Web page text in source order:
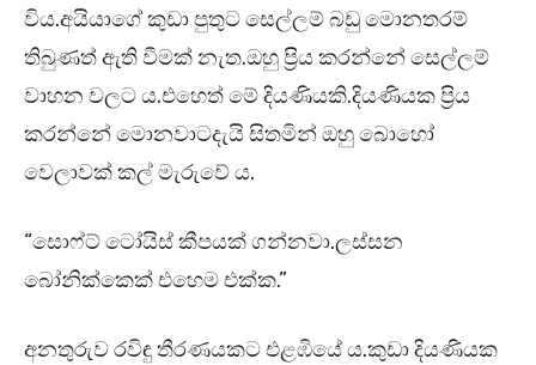
විය.අයියාගේ කුඩා පුතුට සෙල්ලම් බඩු මොනතරම්
තිබුණත් ඇති වීමක් නැත.ඔහු ප්‍රිය කරන්නේ සෙල්ලම්
වාහන වලට ය.එහෙත් මේ දියණියකි.දියණියක ප්‍රිය
කරන්නේ මොනවාටදැයි සිතමින් ඔහු බොහෝ
වෙලාවක් කල් මැරුවේ ය.
“සොෆ්ට් ටෝයිස් කීපයක් ගන්නවා.ලස්සන
බෝනික්කෙක් එහෙම එක්ක.”
අනතුරුව රවිඳු තීරණයකට එළඹියේ ය.කුඩා දියණියක